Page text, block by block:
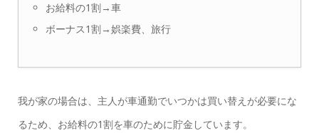
お給料の1割→車
ボーナス1割→娯楽費、旅行
我が家の場合は、主人が車通勤でいつかは買い替えが必要にな
るため、お給料の1割を車のために貯金しています。